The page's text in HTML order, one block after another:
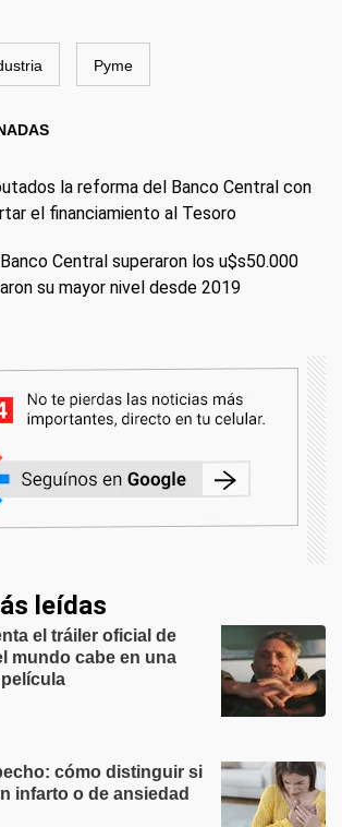
Pyme
la reforma del Banco Central con
el financiamiento al Tesoro
Central superaron los u$s50.000
su mayor nivel desde 2019
leídas
el tráiler oficial de
mundo cabe en una
cómo distinguir si
infarto o de ansiedad